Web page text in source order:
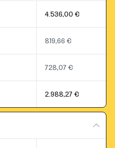
4.536,00 €
819,66 €
728,07 €
2.988,27 €